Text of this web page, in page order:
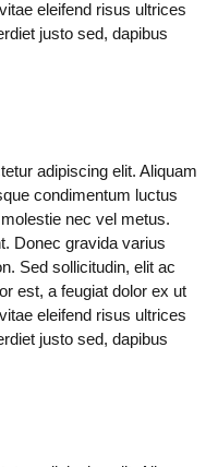
eleifend risus ultrices
justo sed, dapibus
adipiscing elit. Aliquam
condimentum luctus
nec vel metus.
Donec gravida varius
Sed sollicitudin, elit ac
est, a feugiat dolor ex ut
eleifend risus ultrices
justo sed, dapibus